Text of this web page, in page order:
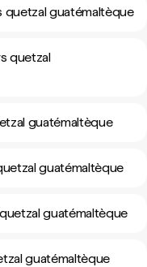
quetzal guatémaltèque
quetzal
guatémaltèque
guatémaltèque
guatémaltèque
guatémaltèque